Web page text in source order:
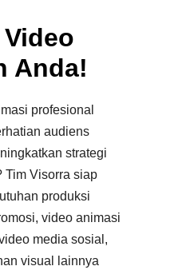
Anda!
profesional
audiens
strategi
Tim Visorra siap
produksi
video animasi
media sosial,
visual lainnya